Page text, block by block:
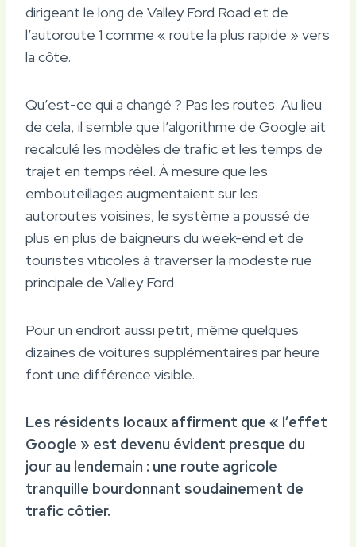
dirigeant le long de Valley Ford Road et de
l’autoroute 1 comme « route la plus rapide » vers
la côte.
Qu’est-ce qui a changé ? Pas les routes. Au lieu
de cela, il semble que l’algorithme de Google ait
recalculé les modèles de trafic et les temps de
trajet en temps réel. À mesure que les
embouteillages augmentaient sur les
autoroutes voisines, le système a poussé de
plus en plus de baigneurs du week-end et de
touristes viticoles à traverser la modeste rue
principale de Valley Ford.
Pour un endroit aussi petit, même quelques
dizaines de voitures supplémentaires par heure
font une différence visible.
Les résidents locaux affirment que « l’effet
Google » est devenu évident presque du
jour au lendemain : une route agricole
tranquille bourdonnant soudainement de
trafic côtier.